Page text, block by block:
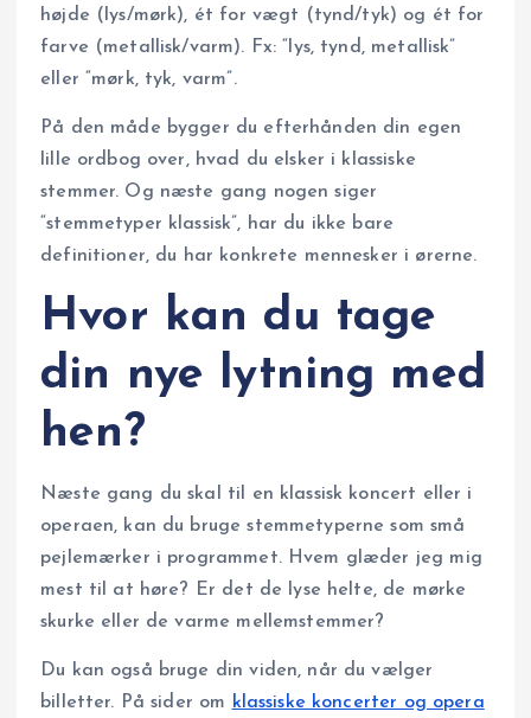
højde (lys/mørk), ét for vægt (tynd/tyk) og ét for
farve (metallisk/varm). Fx: “lys, tynd, metallisk”
eller “mørk, tyk, varm”.
På den måde bygger du efterhånden din egen
lille ordbog over, hvad du elsker i klassiske
stemmer. Og næste gang nogen siger
“stemmetyper klassisk”, har du ikke bare
definitioner, du har konkrete mennesker i ørerne.
Hvor kan du tage
din nye lytning med
hen?
Næste gang du skal til en klassisk koncert eller i
operaen, kan du bruge stemmetyperne som små
pejlemærker i programmet. Hvem glæder jeg mig
mest til at høre? Er det de lyse helte, de mørke
skurke eller de varme mellemstemmer?
Du kan også bruge din viden, når du vælger
billetter. På sider om klassiske koncerter og opera